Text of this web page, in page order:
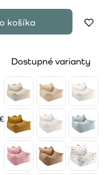
košíka
Dostupné varianty